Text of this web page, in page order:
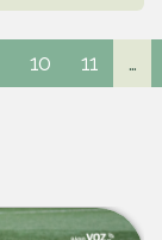
10 11 ...